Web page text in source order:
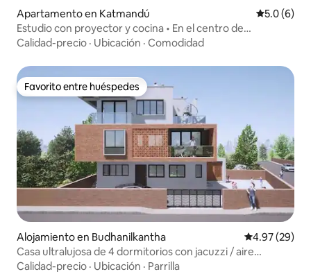
Apartamento en Katmandú
5.0 (6)
Estudio con proyector y cocina • En el centro de
Katmandú
Calidad-precio · Ubicación · Comodidad
Favorito entre huéspedes
Favorito entre huéspedes
Alojamiento en Budhanilkantha Calificación
4.97 (29)
Casa ultralujosa de 4 dormitorios con jacuzzi / aire
acondicionado
Calidad-precio · Ubicación · Parrilla